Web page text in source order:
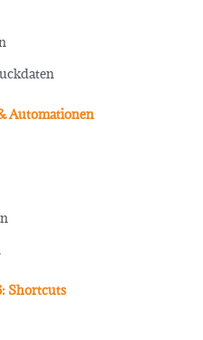
Automationen
Shortcuts